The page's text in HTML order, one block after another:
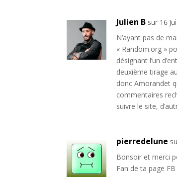
Julien B sur 16
N’ayant pas de
« Random.org »
désignant l’un
deuxième tirage
donc Amorandet
commentaires
suivre le site,
pierredelune
Bonsoir et merci
Fan de ta page